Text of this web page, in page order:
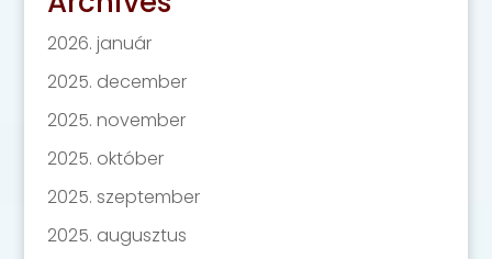
2026. január
2025. december
2025. november
2025. október
2025. szeptember
2025. augusztus